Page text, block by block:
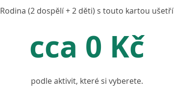
Rodina (2 dospělí + 2 děti) s touto kartou ušetří
cca 0 Kč
podle aktivit, které si vyberete.